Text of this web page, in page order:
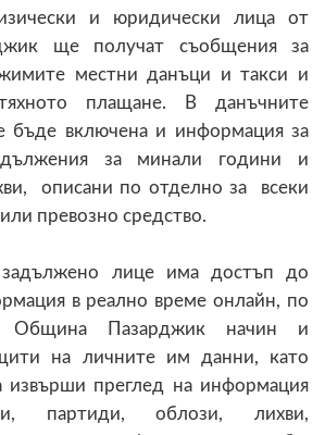
и юридически лица от
ще получат съобщения за
местни данъци и такси и
плащане. В данъчните
бъде включена и информация за
за минали години и
описани по отделно за всеки
превозно средство.
задължено лице има достъп до
в реално време онлайн, по
Община Пазарджик начин и
на личните им данни, като
преглед на информация
партиди, облози, лихви,